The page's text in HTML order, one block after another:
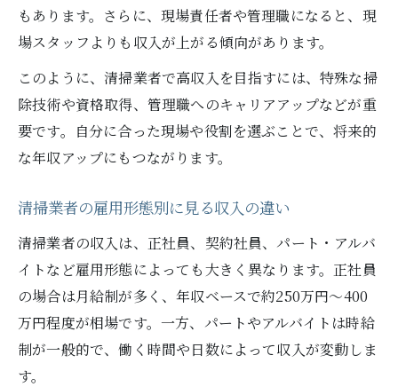
清掃業者の手取りアップに有効な工夫とは
清掃員の手取りと家計管理ポイントを解説
清掃業界の人手不足が年収に与える影響
清掃業者の人手不足が年収に直結する理由
清掃業者の人手不足で年収は上がるのか
清掃業界の人材不足が収入に与える実際の
清掃業者の人手不足対策による年収変化
清掃業界の人手不足はホワイト化につなが
る？
転職や独立で清掃業者の収入を伸ばす方法
清掃業者で収入アップを目指す転職戦略
もあります。さらに、現場責任者や管理職になると、現
場スタッフよりも収入が上がる傾向があります。
このように、清掃業者で高収入を目指すには、特殊な掃
除技術や資格取得、管理職へのキャリアアップなどが重
要です。自分に合った現場や役割を選ぶことで、将来的
な年収アップにもつながります。
清掃業者の雇用形態別に見る収入の違い
清掃業者の収入は、正社員、契約社員、パート・アルバ
イトなど雇用形態によっても大きく異なります。正社員
の場合は月給制が多く、年収ベースで約250万円～400
万円程度が相場です。一方、パートやアルバイトは時給
制が一般的で、働く時間や日数によって収入が変動しま
す。